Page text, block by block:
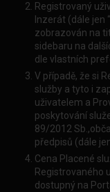
Registrovaný
Inzerát (dále jen
zobrazován na
sidebaru na
dle vlastních
V případě, že si
služby a tyto i
uživatelem a
poskytování
89/2012
předpisů (dále
Cena Placené
Registrovaného
dostupný na